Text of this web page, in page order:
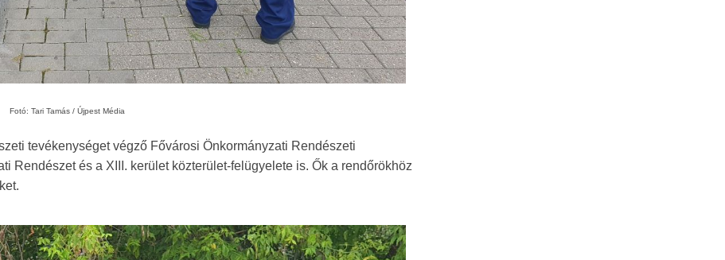
Fotó: Tari Tamás / Újpest Média
tevékenységet végző Fővárosi Önkormányzati Rendészeti
Rendészet és a XIII. kerület közterület-felügyelete is. Ők a rendőrökhöz